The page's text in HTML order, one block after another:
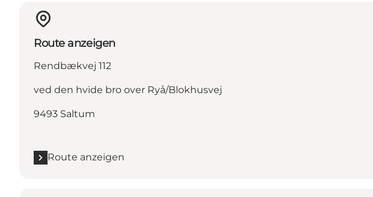
Route anzeigen
Rendbækvej 112
ved den hvide bro over Ryå/Blokhusvej
9493 Saltum
Route anzeigen